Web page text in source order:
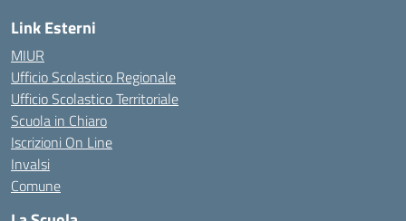
Link Esterni
MIUR
Ufficio Scolastico Regionale
Ufficio Scolastico Territoriale
Scuola in Chiaro
Iscrizioni On Line
Invalsi
Comune